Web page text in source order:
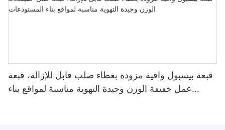
قبعة بيسبول واقية مزودة بغطاء صلب قابل للإزالة، قبعة
عمل خفيفة الوزن وجيدة التهوية مناسبة لمواقع بناء